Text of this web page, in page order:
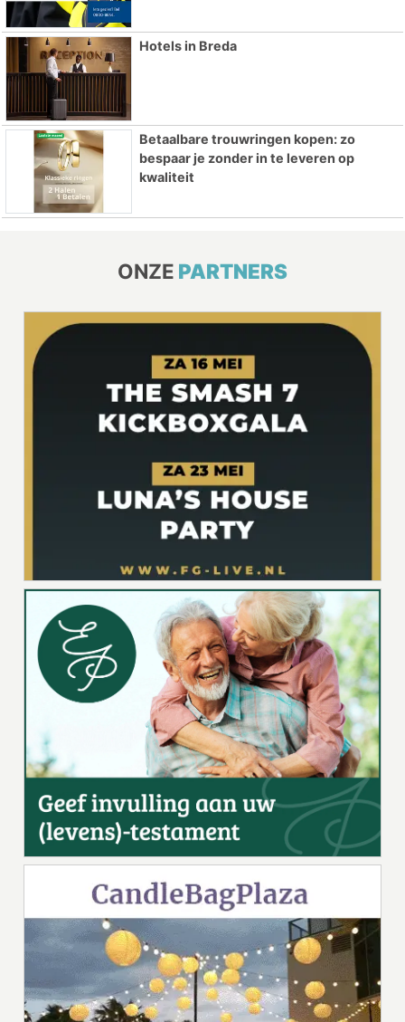
Hotels in Breda
Betaalbare trouwringen kopen: zo
bespaar je zonder in te leveren op
kwaliteit
ONZE PARTNERS